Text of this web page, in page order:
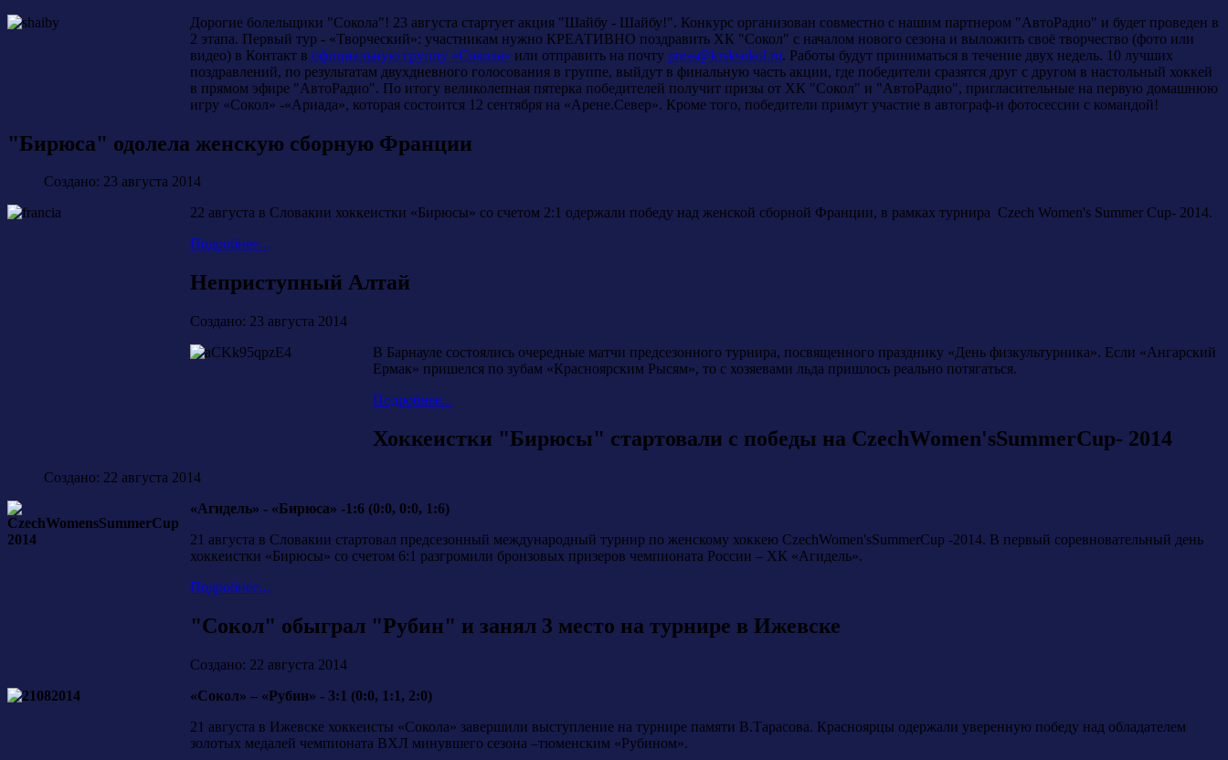
Дорогие болельщики "Сокола"! 23 августа стартует акция "Шайбу - Шайбу!". Конкурс организован совместно с нашим партнером "АвтоРадио" и будет проведен в
2 этапа. Первый тур - «Творческий»: участникам нужно КРЕАТИВНО поздравить ХК "Сокол" с началом нового сезона и выложить своё творчество (фото или
видео) в Контакт в официальную группу «Сокола» или отправить на почту press@krsksokol.ru. Работы будут приниматься в течение двух недель. 10 лучших
поздравлений, по результатам двухдневного голосования в группе, выйдут в финальную часть акции, где победители сразятся друг с другом в настольный хоккей
в прямом эфире "АвтоРадио". По итогу великолепная пятерка победителей получит призы от ХК "Сокол" и "АвтоРадио", пригласительные на первую домашнюю
игру «Сокол» -«Ариада», которая состоится 12 сентября на «Арене.Север». Кроме того, победители примут участие в автограф-и фотосессии с командой!
"Бирюса" одолела женскую сборную Франции
Создано: 23 августа 2014
22 августа в Словакии хоккеистки «Бирюсы» со счетом 2:1 одержали победу над женской сборной Франции, в рамках турнира Czech Women's Summer Cup- 2014.
Подробнее...
Неприступный Алтай
Создано: 23 августа 2014
В Барнауле состоялись очередные матчи предсезонного турнира, посвященного празднику «День физкультурника». Если «Ангарский
Ермак» пришелся по зубам «Красноярским Рысям», то с хозяевами льда пришлось реально потягаться.
Подробнее...
Хоккеистки "Бирюсы" стартовали с победы на CzechWomen'sSummerCup- 2014
Создано: 22 августа 2014
«Агидель» - «Бирюса» -1:6 (0:0, 0:0, 1:6)
21 августа в Словакии стартовал предсезонный международный турнир по женскому хоккею CzechWomen'sSummerCup -2014. В первый соревновательный день
хоккеистки «Бирюсы» со счетом 6:1 разгромили бронзовых призеров чемпионата России – ХК «Агидель».
Подробнее...
"Сокол" обыграл "Рубин" и занял 3 место на турнире в Ижевске
Создано: 22 августа 2014
«Сокол» – «Рубин» - 3:1 (0:0, 1:1, 2:0)
21 августа в Ижевске хоккеисты «Сокола» завершили выступление на турнире памяти В.Тарасова. Красноярцы одержали уверенную победу над обладателем
золотых медалей чемпионата ВХЛ минувшего сезона –тюменским «Рубином».